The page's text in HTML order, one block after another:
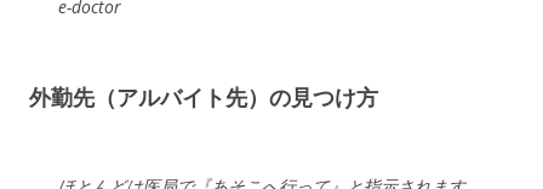
e-doctor
外勤先（アルバイト先）の見つけ方